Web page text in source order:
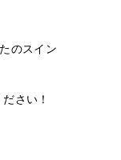
のスイン
さい！